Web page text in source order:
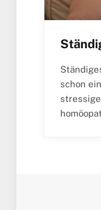
schon